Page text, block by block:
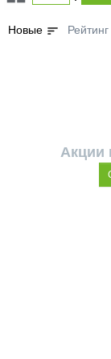
Новые sort Рейтинг
Акции